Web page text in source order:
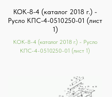
КОК-8-4 (каталог 2018 г.) -
Русло КПС-4-0510250-01 (лист
1)
КОК-8-4 (каталог 2018 г.) - Русло
КПС-4-0510250-01 (лист 1)